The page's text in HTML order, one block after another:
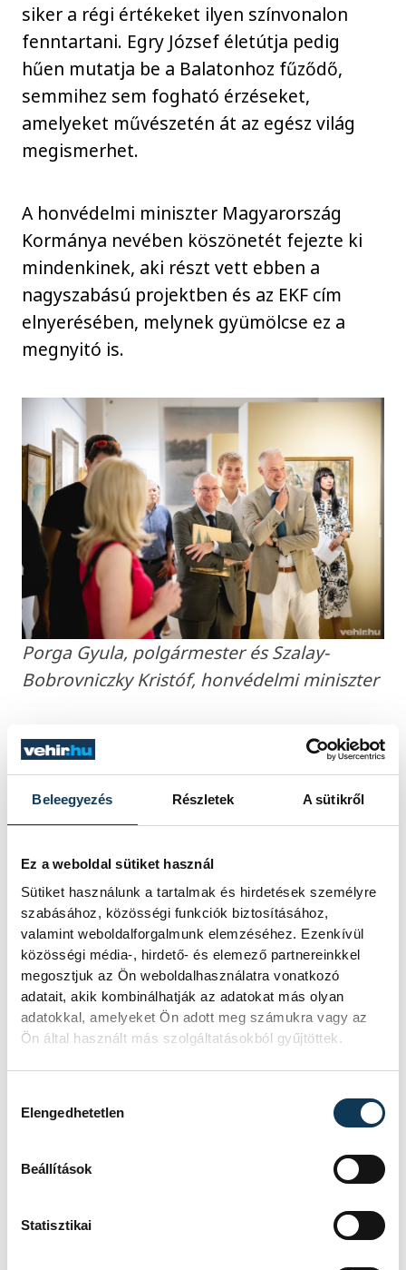
Beleegyezés Részletek A sütikről
Ez a weboldal sütiket használ
Sütiket használunk a tartalmak és hirdetések személyre
szabásához, közösségi funkciók biztosításához,
valamint weboldalforgalmunk elemzéséhez. Ezenkívül
közösségi média-, hirdető- és elemező partnereinkkel
megosztjuk az Ön weboldalhasználatra vonatkozó
adatait, akik kombinálhatják az adatokat más olyan
adatokkal, amelyeket Ön adott meg számukra vagy az
Ön által használt más szolgáltatásokból gyűjtöttek.
Elengedhetetlen
Beállítások
Statisztikai
siker a régi értékeket ilyen színvonalon
fenntartani. Egry József életútja pedig
hűen mutatja be a Balatonhoz fűződő,
semmihez sem fogható érzéseket,
amelyeket művészetén át az egész világ
megismerhet.
A honvédelmi miniszter Magyarország
Kormánya nevében köszönetét fejezte ki
mindenkinek, aki részt vett ebben a
nagyszabású projektben és az EKF cím
elnyerésében, melynek gyümölcse ez a
megnyitó is.
Porga Gyula, polgármester és Szalay-
Bobrovniczky Kristóf, honvédelmi miniszter
Péterváry-Szanyi Brigitta, a Laczkó Dezső
Múzeum igazgatójának szavai zárták a
megnyitót, aki elmondta, jelentős
mérföldkő a múzeum életében az épület
lehetővé, hogy a műtárgyak biztosítására
megfelelő környezetet tudtak teremteni,
úgy, hogy közben sikerült az eredeti
állapotokat a lehetőségekhez mérten
helyreállítani. A Laczkó Dezső Múzeum így
olyan közösségi helyszínné válhatott,
amelyben gondosan válogatott
kiállítások látogathatóak, hozzáértő
szakemberek segítségével. Az igazgató
megköszönte, hogy mindezekhez a
támogatást is megkapták, mind a város,
mind a polgármester úr részéről, illetve az